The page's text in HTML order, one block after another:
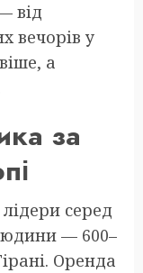
від
вечорів у
а
за
серед
— 600–
Оренда